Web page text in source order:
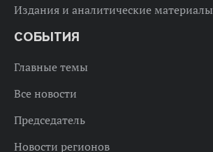
Издания и аналитические материалы
СОБЫТИЯ
Главные темы
Все новости
Председатель
Новости регионов